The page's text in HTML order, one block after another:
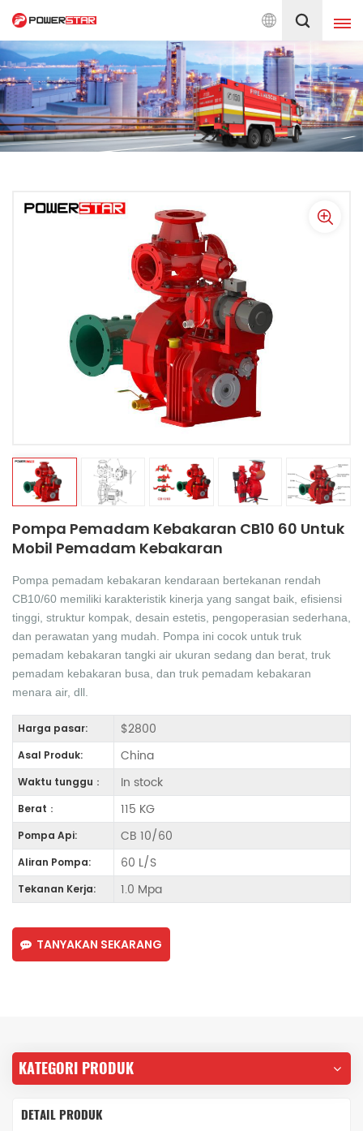
Kebakaran Sejak 1990 Indonesia
English français
Deutsch русский
português
العربية 日本語
한국의 Türkçe
Melayu ไทย
Tiếng Việt Indonesia
中文 қазақ
မြန်မာ
српски
Pompa Pemadam Kebakaran CB10 60 Untuk
Mobil Pemadam Kebakaran
Pompa pemadam kebakaran kendaraan bertekanan rendah
CB10/60 memiliki karakteristik kinerja yang sangat baik, efisiensi
tinggi, struktur kompak, desain estetis, pengoperasian sederhana,
dan perawatan yang mudah. Pompa ini cocok untuk truk
pemadam kebakaran tangki air ukuran sedang dan berat, truk
pemadam kebakaran busa, dan truk pemadam kebakaran
menara air, dll.
Harga pasar: $2800
Asal Produk: China
Waktu tunggu： In stock
Berat： 115 KG
Pompa Api: CB 10/60
Aliran Pompa: 60 L/S
Tekanan Kerja: 1.0 Mpa
TANYAKAN SEKARANG
KATEGORI PRODUK
DETAIL PRODUK